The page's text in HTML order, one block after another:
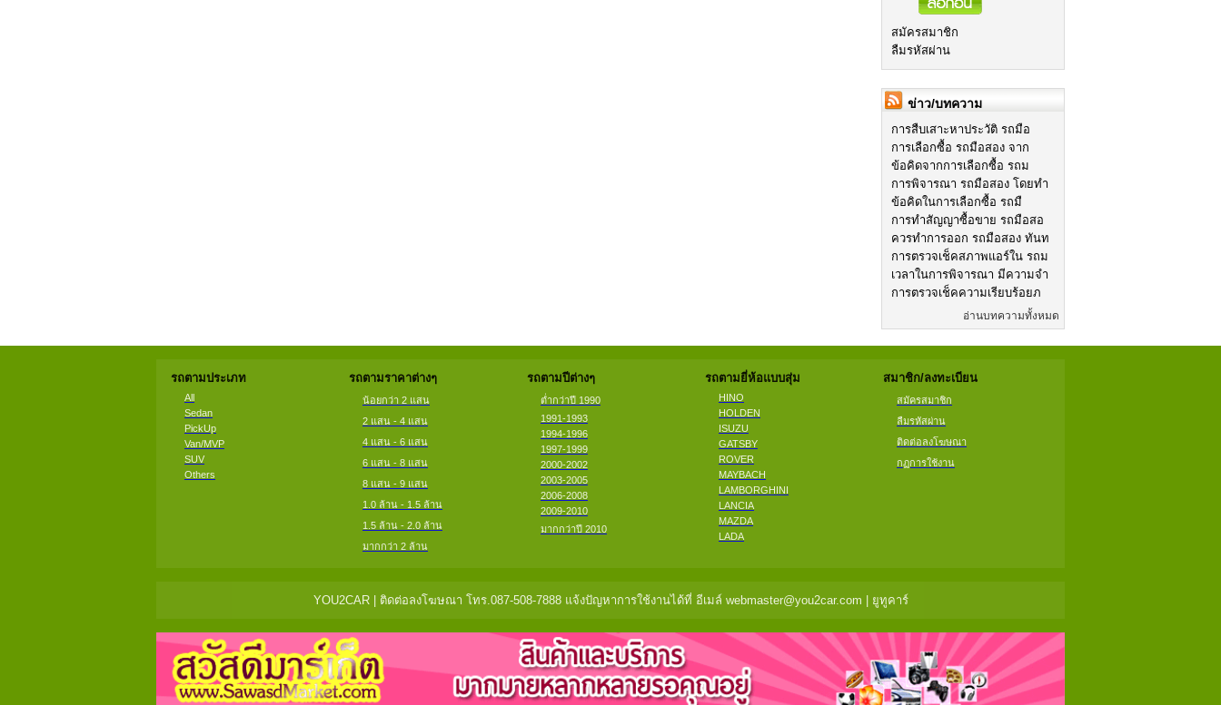
สมัครสมาชิก
ลืมรหัสผ่าน
ข่าว/บทความ
การสืบเสาะหาประวัติ รถมือ
การเลือกซื้อ รถมือสอง จาก
ข้อคิดจากการเลือกซื้อ รถม
การพิจารณา รถมือสอง โดยทำ
ข้อคิดในการเลือกซื้อ รถมื
การทำสัญญาซื้อขาย รถมือสอ
ควรทำการออก รถมือสอง ทันท
การตรวจเช็คสภาพแอร์ใน รถม
เวลาในการพิจารณา มีความจำ
การตรวจเช็คความเรียบร้อยภ
อ่านบทความทั้งหมด
รถตามประเภท
All
Sedan
PickUp
Van/MVP
SUV
Others
รถตามราคาต่างๆ
น้อยกว่า 2 แสน
2 แสน - 4 แสน
4 แสน - 6 แสน
6 แสน - 8 แสน
8 แสน - 9 แสน
1.0 ล้าน - 1.5 ล้าน
1.5 ล้าน - 2.0 ล้าน
มากกว่า 2 ล้าน
รถตามปีต่างๆ
ต่ำกว่าปี 1990
1991-1993
1994-1996
1997-1999
2000-2002
2003-2005
2006-2008
2009-2010
มากกว่าปี 2010
รถตามยี่ห้อแบบสุ่ม
HINO
HOLDEN
ISUZU
GATSBY
ROVER
MAYBACH
LAMBORGHINI
LANCIA
MAZDA
LADA
สมาชิก/ลงทะเบียน
สมัครสมาชิก
ลืมรหัสผ่าน
ติดต่อลงโฆษณา
กฏการใช้งาน
YOU2CAR | ติดต่อลงโฆษณา โทร.087-508-7888 แจ้งปัญหาการใช้งานได้ที่ อีเมล์ webmaster@you2car.com | ยูทูคาร์